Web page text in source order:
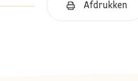
Afdrukken